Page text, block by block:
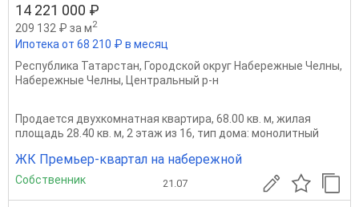
14 221 000 ₽
209 132 ₽ за м2
Ипотека от 68 210 ₽ в месяц
Республика Татарстан, Городской округ Набережные Челны,
Набережные Челны, Центральный р-н
Продается двухкомнатная квартира, 68.00 кв. м, жилая
площадь 28.40 кв. м, 2 этаж из 16, тип дома: монолитный
ЖК Премьер-квартал на набережной
Собственник 21.07